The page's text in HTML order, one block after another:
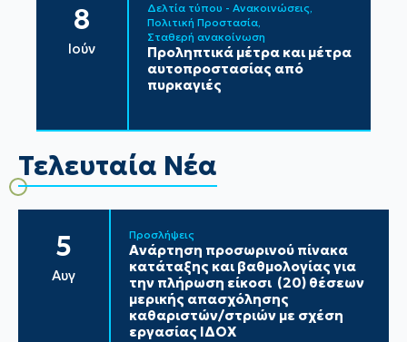
8
Ιούν
Δελτία τύπου - Ανακοινώσεις
Πολιτική Προστασία
Σταθερή ανακοίνωση
Προληπτικά μέτρα και μέτρα
αυτοπροστασίας από
πυρκαγιές
Τελευταία Νέα
5
Αυγ
Προσλήψεις
Ανάρτηση προσωρινού πίνακα
κατάταξης και βαθμολογίας για
την πλήρωση είκοσι (20) θέσεων
μερικής απασχόλησης
καθαριστών/στριών με σχέση
εργασίας ΙΔΟΧ